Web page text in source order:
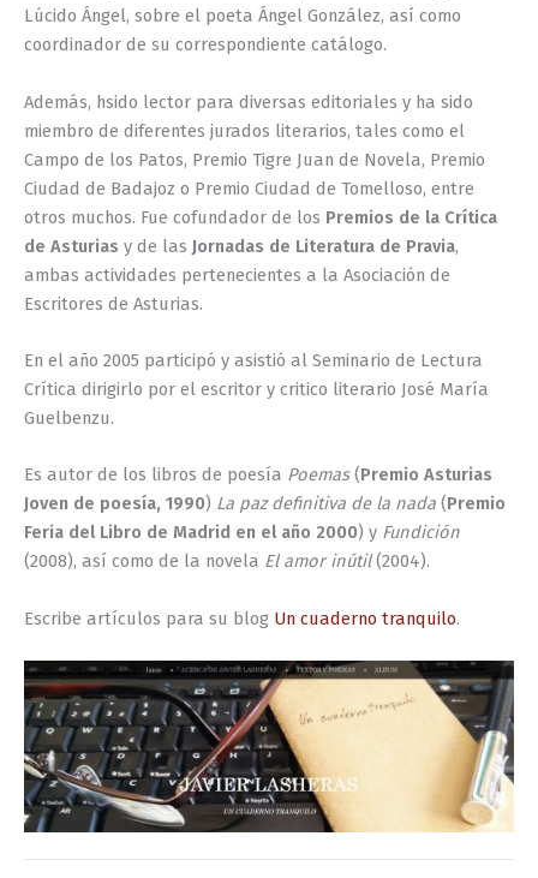
Lúcido Ángel, sobre el poeta Ángel González, así como
coordinador de su correspondiente catálogo.
Además, hsido lector para diversas editoriales y ha sido
miembro de diferentes jurados literarios, tales como el
Campo de los Patos, Premio Tigre Juan de Novela, Premio
Ciudad de Badajoz o Premio Ciudad de Tomelloso, entre
otros muchos. Fue cofundador de los Premios de la Crítica
de Asturias y de las Jornadas de Literatura de Pravia,
ambas actividades pertenecientes a la Asociación de
Escritores de Asturias.
En el año 2005 participó y asistió al Seminario de Lectura
Crítica dirigirlo por el escritor y critico literario José María
Guelbenzu.
Es autor de los libros de poesía Poemas(Premio Asturias
Joven de poesía, 1990) La pazdefinitiva de la nada (Premio
Feria del Libro de Madrid en el año 2000) y Fundición
(2008), así como de la novela El amor inútil(2004).
Escribe artículos para su blog Un cuaderno tranquilo.